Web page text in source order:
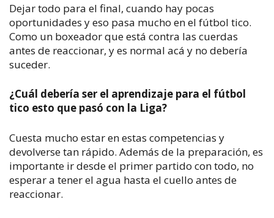
Dejar todo para el final, cuando hay pocas
oportunidades y eso pasa mucho en el fútbol tico.
Como un boxeador que está contra las cuerdas
antes de reaccionar, y es normal acá y no debería
suceder.
¿Cuál debería ser el aprendizaje para el fútbol
tico esto que pasó con la Liga?
Cuesta mucho estar en estas competencias y
devolverse tan rápido. Además de la preparación, es
importante ir desde el primer partido con todo, no
esperar a tener el agua hasta el cuello antes de
reaccionar.